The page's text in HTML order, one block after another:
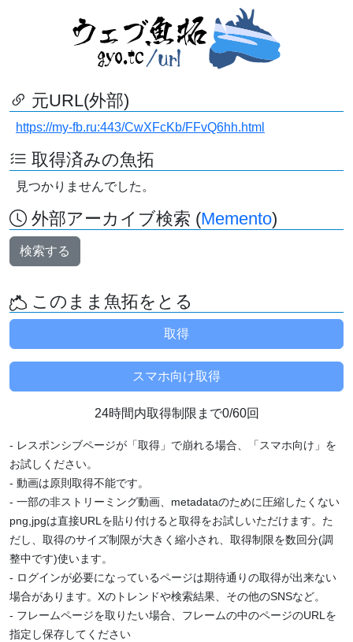
元URL(外部)
https://my-fb.ru:443/CwXFcKb/FFvQ6hh.html
取得済みの魚拓
見つかりませんでした。
外部アーカイブ検索 (Memento)
検索する
このまま魚拓をとる
24時間内取得制限まで0/60回
- レスポンシブページが「取得」で崩れる場合、「スマホ向け」を
お試しください。
- 動画は原則取得不能です。
- 一部の非ストリーミング動画、metadataのために圧縮したくない
png,jpgは直接URLを貼り付けると取得をお試しいただけます。た
だし、取得のサイズ制限が大きく縮小され、取得制限を数回分(調
整中です)使います。
- ログインが必要になっているページは期待通りの取得が出来ない
場合があります。Xのトレンドや検索結果、その他のSNSなど。
- フレームページを取りたい場合、フレームの中のページのURLを
指定し保存してください